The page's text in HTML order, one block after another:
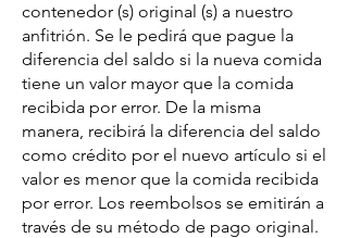
contenedor (s) original (s) a nuestro
anfitrión. Se le pedirá que pague la
diferencia del saldo si la nueva comida
tiene un valor mayor que la comida
recibida por error. De la misma
manera, recibirá la diferencia del saldo
como crédito por el nuevo artículo si el
valor es menor que la comida recibida
por error. Los reembolsos se emitirán a
través de su método de pago original.